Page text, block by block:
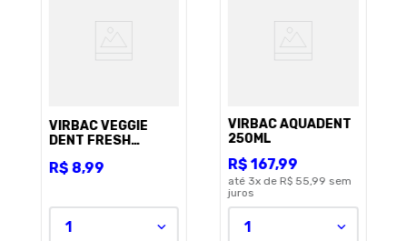
VIRBAC VEGGIE
DENT FRESH
UNID
R$ 8,99
1
VIRBAC AQUADENT
250ML
R$ 167,99
até 3x de R$ 55,99 sem
juros
1